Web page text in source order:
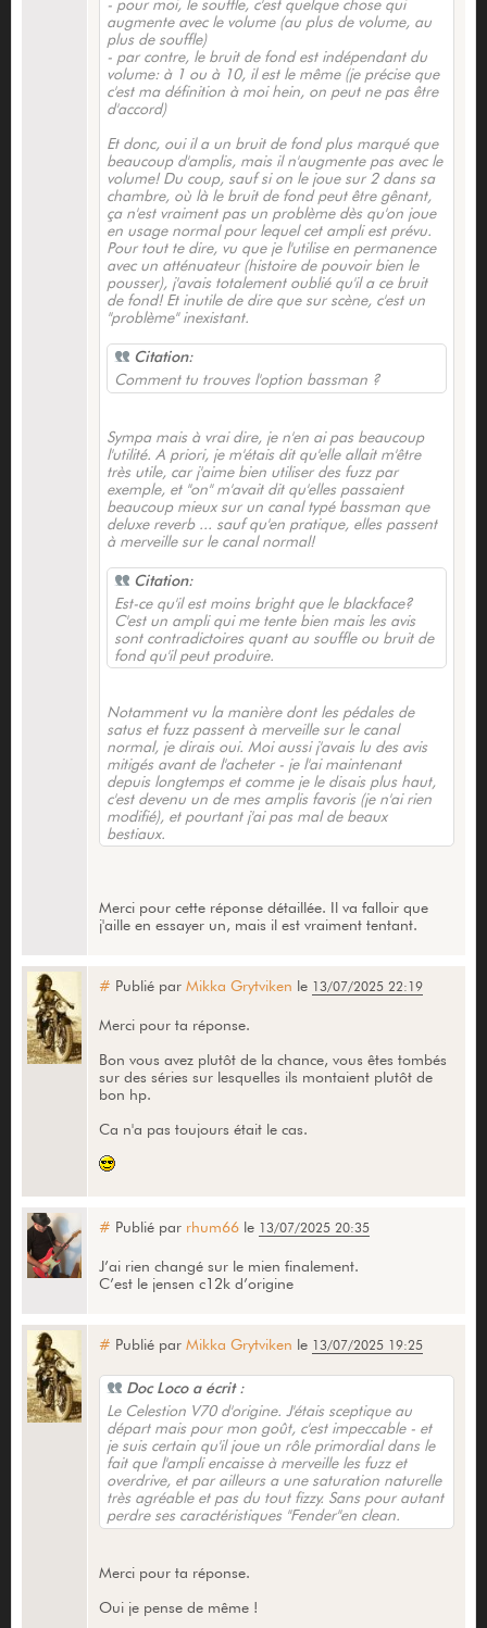
- pour moi, le souffle, c'est quelque chose qui
augmente avec le volume (au plus de volume, au
plus de souffle)
- par contre, le bruit de fond est indépendant du
volume: à 1 ou à 10, il est le même (je précise que
c'est ma définition à moi hein, on peut ne pas être
d'accord)
Et donc, oui il a un bruit de fond plus marqué que
beaucoup d'amplis, mais il n'augmente pas avec le
volume! Du coup, sauf si on le joue sur 2 dans sa
chambre, où là le bruit de fond peut être gênant,
ça n'est vraiment pas un problème dès qu'on joue
en usage normal pour lequel cet ampli est prévu.
Pour tout te dire, vu que je l'utilise en permanence
avec un atténuateur (histoire de pouvoir bien le
pousser), j'avais totalement oublié qu'il a ce bruit
de fond! Et inutile de dire que sur scène, c'est un
"problème" inexistant.
Citation:
Comment tu trouves l'option bassman ?
Sympa mais à vrai dire, je n'en ai pas beaucoup
l'utilité. A priori, je m'étais dit qu'elle allait m'être
très utile, car j'aime bien utiliser des fuzz par
exemple, et "on" m'avait dit qu'elles passaient
beaucoup mieux sur un canal typé bassman que
deluxe reverb ... sauf qu'en pratique, elles passent
à merveille sur le canal normal!
Citation:
Est-ce qu'il est moins bright que le blackface?
C'est un ampli qui me tente bien mais les avis
sont contradictoires quant au souffle ou bruit de
fond qu'il peut produire.
Notamment vu la manière dont les pédales de
satus et fuzz passent à merveille sur le canal
normal, je dirais oui. Moi aussi j'avais lu des avis
mitigés avant de l'acheter - je l'ai maintenant
depuis longtemps et comme je le disais plus haut,
c'est devenu un de mes amplis favoris (je n'ai rien
modifié), et pourtant j'ai pas mal de beaux
bestiaux.
Merci pour cette réponse détaillée. Il va falloir que
j'aille en essayer un, mais il est vraiment tentant.
# Publié par Mikka Grytviken le 13/07/2025 22:19
Merci pour ta réponse.
Bon vous avez plutôt de la chance, vous êtes tombés
sur des séries sur lesquelles ils montaient plutôt de
bon hp.
Ca n'a pas toujours était le cas.
# Publié par rhum66le 13/07/2025 20:35
J’ai rien changé sur le mien finalement.
C’est le jensen c12k d’origine
# Publié par Mikka Grytviken le 13/07/2025 19:25
Doc Loco a écrit :
Le Celestion V70 d'origine. J'étais sceptique au
départ mais pour mon goût, c'est impeccable - et
je suis certain qu'il joue un rôle primordial dans le
fait que l'ampli encaisse à merveille les fuzz et
overdrive, et par ailleurs a une saturation naturelle
très agréable et pas du tout fizzy. Sans pour autant
perdre ses caractéristiques "Fender"en clean.
Merci pour ta réponse.
Oui je pense de même !